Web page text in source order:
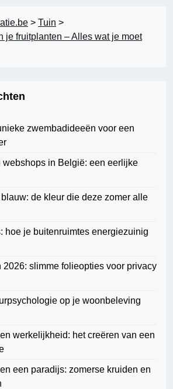
> Tuin >
je fruitplanten – Alles wat je moet
zwembadideeën voor een
webshops in België: een eerlijke
de kleur die deze zomer alle
hoe je buitenruimtes energiezuinig
2026: slimme folieopties voor privacy
op je woonbeleving
werkelijkheid: het creëren van een
een paradijs: zomerse kruiden en